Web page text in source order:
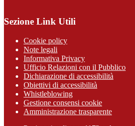
Sezione Link Utili
Cookie policy
Note legali
Informativa Privacy
Ufficio Relazioni con il Pubblico
Dichiarazione di accessibilità
Obiettivi di accessibilità
Whistleblowing
Gestione consensi cookie
Amministrazione trasparente